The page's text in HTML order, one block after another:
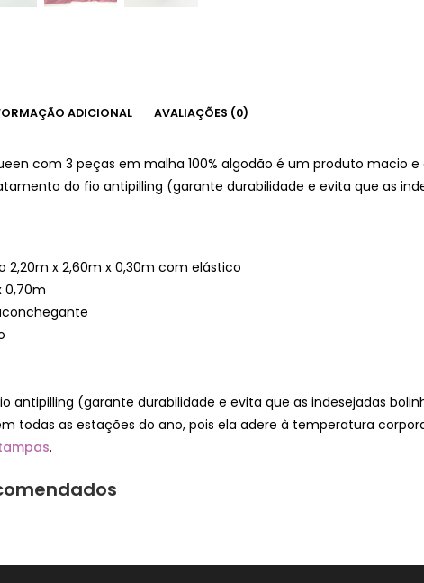
ADICIONAL AVALIAÇÕES (0)
com 3 peças em malha 100% algodão é um produto
do fio antipilling (garante durabilidade e evita que as
2,20m x 2,60m x 0,30m com elástico
0,70m
antipilling (garante durabilidade e evita que as indesejadas
todas as estações do ano, pois ela adere à temperatura
.